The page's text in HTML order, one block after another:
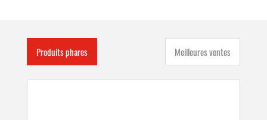
Produits phares Meilleures ventes